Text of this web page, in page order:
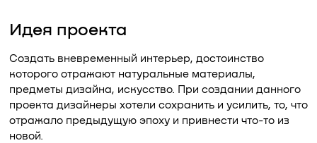
Идея проекта
Создать вневременный интерьер, достоинство
которого отражают натуральные материалы,
предметы дизайна, искусство. При создании данного
проекта дизайнеры хотели сохранить и усилить, то, что
отражало предыдущую эпоху и привнести что-то из
новой.